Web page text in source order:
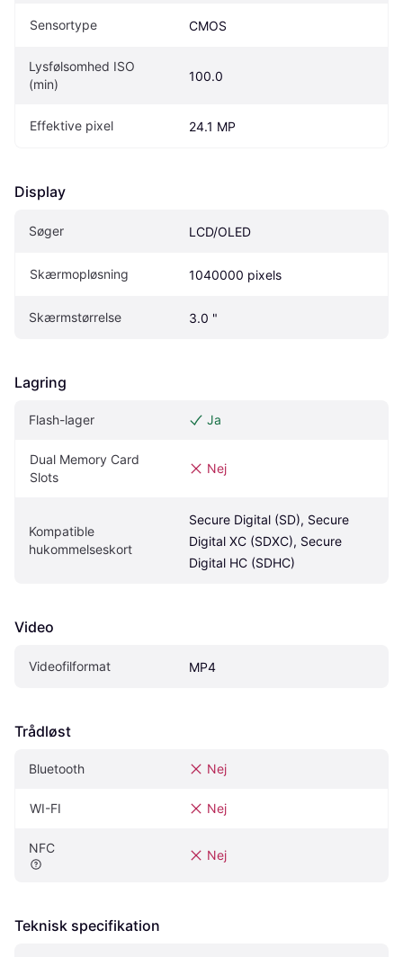
Sensortype CMOS
Lysfølsomhed ISO
(min)
100.0
Effektive pixel 24.1 MP
Display
Søger LCD/OLED
Skærmopløsning 1040000 pixels
Skærmstørrelse 3.0 "
Lagring
Flash-lager Ja
Dual Memory Card
Slots
Nej
Kompatible
hukommelseskort
Secure Digital (SD), Secure
Digital XC (SDXC), Secure
Digital HC (SDHC)
Video
Videofilformat MP4
Trådløst
Bluetooth Nej
WI-FI Nej
NFC Nej
Teknisk specifikation